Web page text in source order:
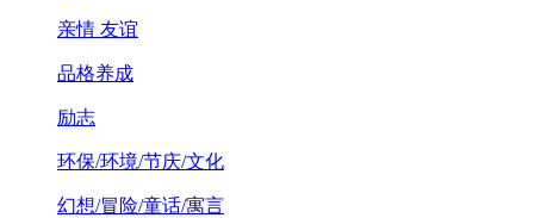
亲情 友谊
品格养成
励志
环保/环境/节庆/文化
幻想/冒险/童话/寓言